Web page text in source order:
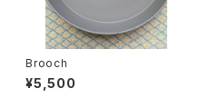
Brooch
¥5,500